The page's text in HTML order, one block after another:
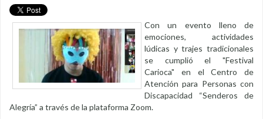
Con un evento lleno de
emociones, actividades
lúdicas y trajes tradicionales
se cumplió el "Festival
Carioca" en el Centro de
Atención para Personas con
Discapacidad “Senderos de
Alegría” a través de la plataforma Zoom.